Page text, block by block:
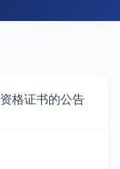
格证书的公告